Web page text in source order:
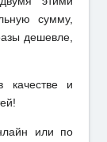
сумму,
дешевле,
качестве и
или по